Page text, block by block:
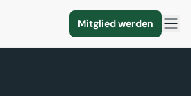
Mitglied werden